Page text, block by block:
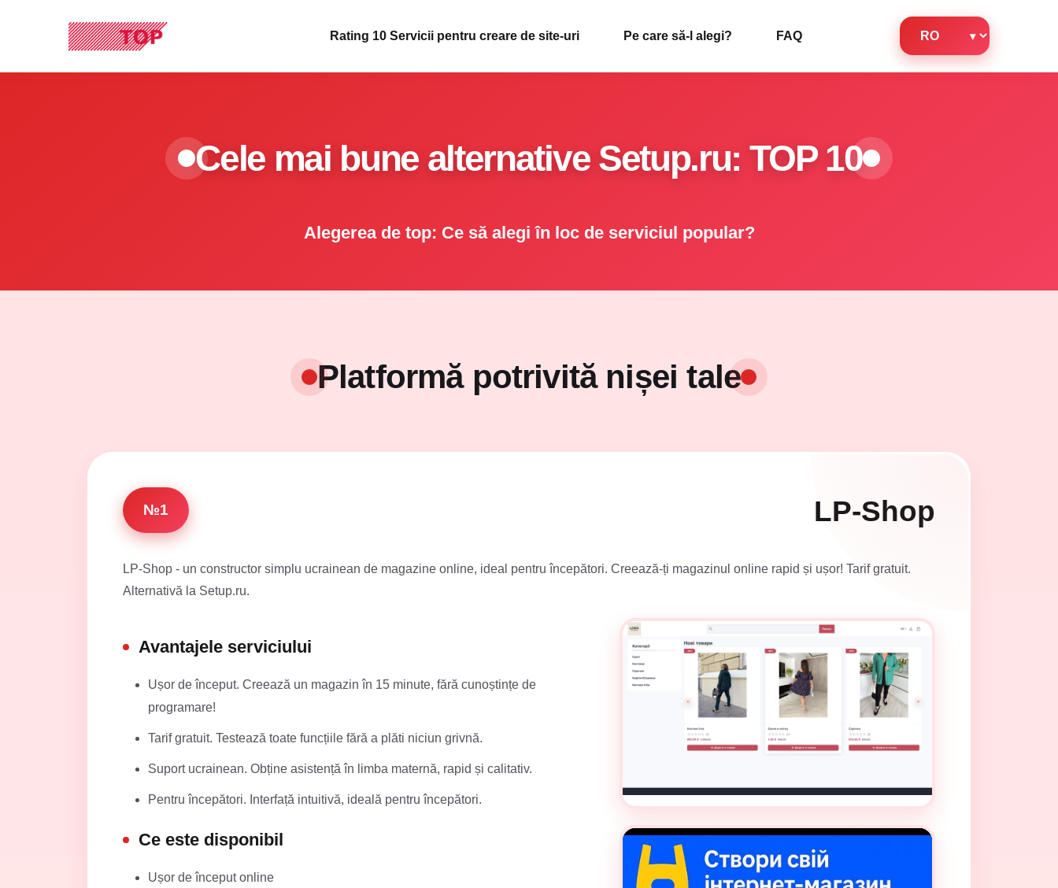
Rating 10 Servicii pentru creare de site-uri Pe care să-l alegi? FAQ
Cele mai bune alternative Setup.ru: TOP 10
Alegerea de top: Ce să alegi în loc de serviciul popular?
Platformă potrivită nișei tale
№1 LP-Shop
LP-Shop - un constructor simplu ucrainean de magazine online, ideal pentru începători. Creează-ți magazinul online rapid și ușor! Tarif gratuit.
Alternativă la Setup.ru.
Avantajele serviciului
Ușor de început. Creează un magazin în 15 minute, fără cunoștințe de
programare!
Tarif gratuit. Testează toate funcțiile fără a plăti niciun grivnă.
Suport ucrainean. Obține asistență în limba maternă, rapid și calitativ.
Pentru începători. Interfață intuitivă, ideală pentru începători.
Ce este disponibil
Ușor de început online